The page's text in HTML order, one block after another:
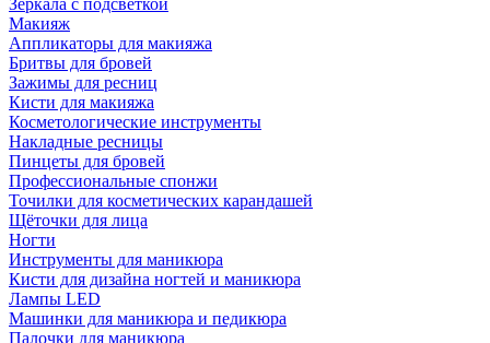
Зеркала с подсветкой
Макияж
Аппликаторы для макияжа
Бритвы для бровей
Зажимы для ресниц
Кисти для макияжа
Косметологические инструменты
Накладные ресницы
Пинцеты для бровей
Профессиональные спонжи
Точилки для косметических карандашей
Щёточки для лица
Ногти
Инструменты для маникюра
Кисти для дизайна ногтей и маникюра
Лампы LED
Машинки для маникюра и педикюра
Палочки для маникюра